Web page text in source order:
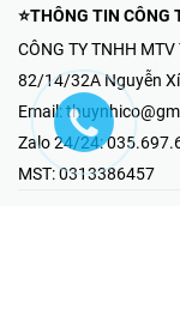
⭐THÔNG TIN CÔNG
CÔNG TY TNHH
82/14/32A Nguyễn
Email:
Zalo 24/24:
MST:0313386457